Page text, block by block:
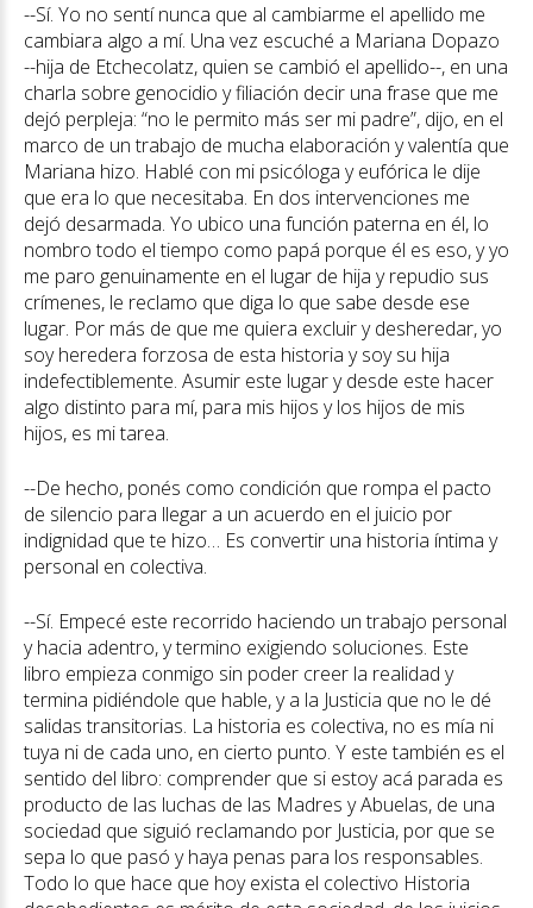
--Sí. Yo no sentí nunca que al cambiarme el apellido me
cambiara algo a mí. Una vez escuché a Mariana Dopazo
--hija de Etchecolatz, quien se cambió el apellido--, en una
charla sobre genocidio y filiación decir una frase que me
dejó perpleja: “no le permito más ser mi padre”, dijo, en el
marco de un trabajo de mucha elaboración y valentía que
Mariana hizo. Hablé con mi psicóloga y eufórica le dije
que era lo que necesitaba. En dos intervenciones me
dejó desarmada. Yo ubico una función paterna en él, lo
nombro todo el tiempo como papá porque él es eso, y yo
me paro genuinamente en el lugar de hija y repudio sus
crímenes, le reclamo que diga lo que sabe desde ese
lugar. Por más de que me quiera excluir y desheredar, yo
soy heredera forzosa de esta historia y soy su hija
indefectiblemente. Asumir este lugar y desde este hacer
algo distinto para mí, para mis hijos y los hijos de mis
hijos, es mi tarea.
--De hecho, ponés como condición que rompa el pacto
de silencio para llegar a un acuerdo en el juicio por
indignidad que te hizo… Es convertir una historia íntima y
personal en colectiva.
--Sí. Empecé este recorrido haciendo un trabajo personal
y hacia adentro, y termino exigiendo soluciones. Este
libro empieza conmigo sin poder creer la realidad y
termina pidiéndole que hable, y a la Justicia que no le dé
salidas transitorias. La historia es colectiva, no es mía ni
tuya ni de cada uno, en cierto punto. Y este también es el
sentido del libro: comprender que si estoy acá parada es
producto de las luchas de las Madres y Abuelas, de una
sociedad que siguió reclamando por Justicia, por que se
sepa lo que pasó y haya penas para los responsables.
Todo lo que hace que hoy exista el colectivo Historia